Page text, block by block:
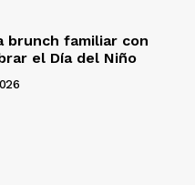
brunch familiar con
el Día del Niño